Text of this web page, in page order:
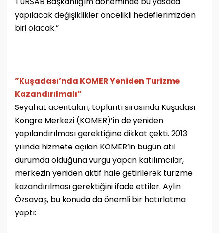
yapılacak değişiklikler öncelikli hedeflerimizden
biri olacak.”
”Kuşadası’nda KOMER Yeniden Turizme
Kazandırılmalı”
Seyahat acentaları, toplantı sırasında Kuşadası
Kongre Merkezi (KOMER)’in de yeniden
yapılandırılması gerektiğine dikkat çekti. 2013
yılında hizmete açılan KOMER’in bugün atıl
durumda olduğuna vurgu yapan katılımcılar,
merkezin yeniden aktif hale getirilerek turizme
kazandırılması gerektiğini ifade ettiler. Aylin
Özsavaş, bu konuda da önemli bir hatırlatma
yaptı: